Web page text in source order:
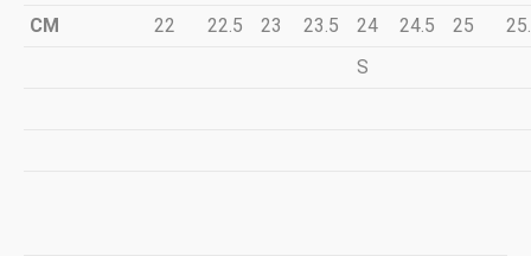
CM 22 22.5 23 23.5 24 24.5 25
S